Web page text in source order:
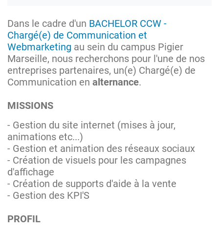
Dans le cadre d'un BACHELOR CCW -
Chargé(e) de Communication et
Webmarketing au sein du campus Pigier
Marseille, nous recherchons pour l'une de nos
entreprises partenaires, un(e) Chargé(e) de
Communication en alternance.
MISSIONS
- Gestion du site internet (mises à jour,
animations etc...)
- Gestion et animation des réseaux sociaux
- Création de visuels pour les campagnes
d'affichage
- Création de supports d'aide à la vente
- Gestion des KPI'S
PROFIL